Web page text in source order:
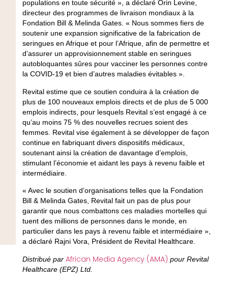
populations en toute sécurité », a déclaré Orin Levine,
directeur des programmes de livraison mondiaux à la
Fondation Bill & Melinda Gates. « Nous sommes fiers de
soutenir une expansion significative de la fabrication de
seringues en Afrique et pour l’Afrique, afin de permettre et
d’assurer un approvisionnement stable en seringues
autobloquantes sûres pour vacciner les personnes contre
la COVID-19 et bien d’autres maladies évitables ».
Revital estime que ce soutien conduira à la création de
plus de 100 nouveaux emplois directs et de plus de 5 000
emplois indirects, pour lesquels Revital s’est engagé à ce
qu’au moins 75 % des nouvelles recrues soient des
femmes. Revital vise également à se développer de façon
continue en fabriquant divers dispositifs médicaux,
soutenant ainsi la création de davantage d’emplois,
stimulant l’économie et aidant les pays à revenu faible et
intermédiaire.
« Avec le soutien d’organisations telles que la Fondation
Bill & Melinda Gates, Revital fait un pas de plus pour
garantir que nous combattons ces maladies mortelles qui
tuent des millions de personnes dans le monde, en
particulier dans les pays à revenu faible et intermédiaire »,
a déclaré Rajni Vora, Président de Revital Healthcare.
Distribué par African Media Agency (AMA) pour Revital
Healthcare (EPZ) Ltd.